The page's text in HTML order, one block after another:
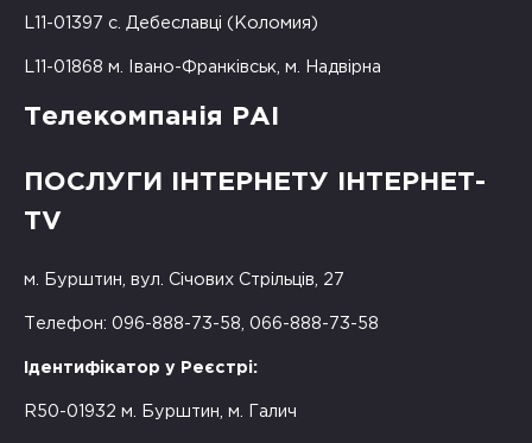
L11-01397 с. Дебеславці (Коломия)
L11-01868 м. Івано-Франківськ, м. Надвірна
Телекомпанія РАІ
ПОСЛУГИ ІНТЕРНЕТУ ІНТЕРНЕТ-
TV
м. Бурштин, вул. Січових Стрільців, 27
Телефон: 096-888-73-58, 066-888-73-58
Ідентифікатор у Реєстрі:
R50-01932 м. Бурштин, м. Галич